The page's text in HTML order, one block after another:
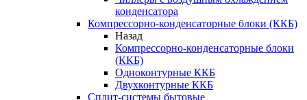
конденсатора
Компрессорно-конденсаторные блоки (ККБ)
Назад
Компрессорно-конденсаторные блоки
(ККБ)
Одноконтурные ККБ
Двухконтурные ККБ
Сплит-системы бытовые